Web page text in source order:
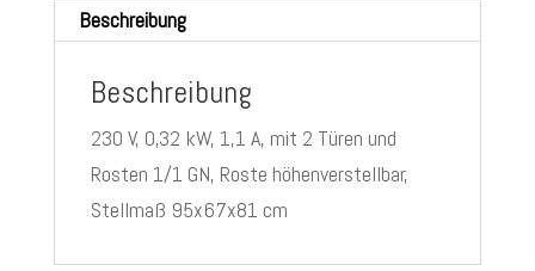
Beschreibung
Beschreibung
230 V, 0,32 kW, 1,1 A, mit 2 Türen und
Rosten 1/1 GN, Roste höhenverstellbar,
Stellmaß 95x67x81 cm